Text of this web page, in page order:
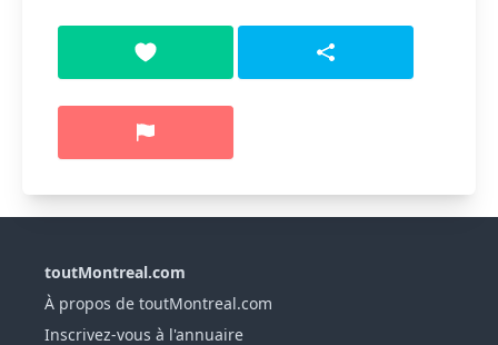
toutMontreal.com
À propos de toutMontreal.com
Inscrivez-vous à l'annuaire